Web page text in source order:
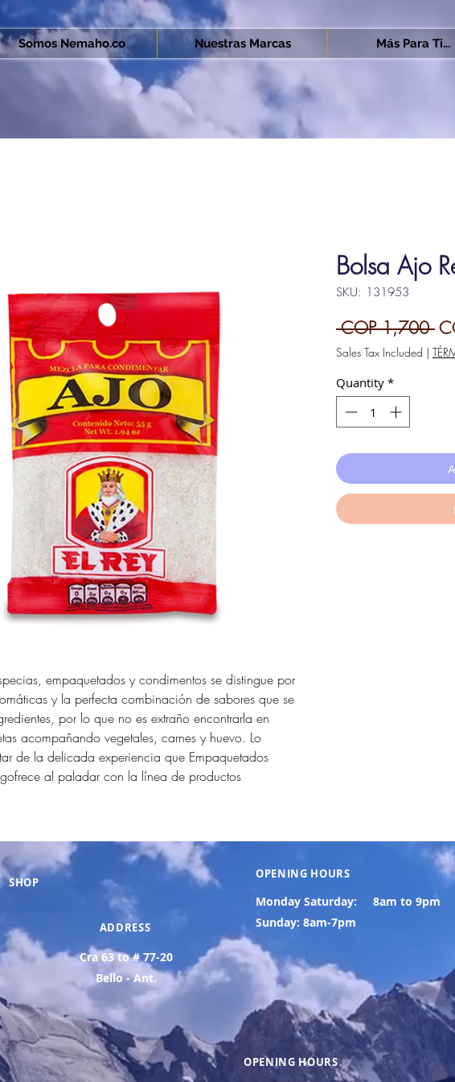
Somos Nemaho.co Nuestras Marcas Más Para Ti...
empaquetados y condimentos se distingue por
y la perfecta combinación de sabores que se
por lo que no es extraño encontrarla en
acompañando vegetales, carnes y huevo. Lo
de la delicada experiencia que Empaquetados
al paladar con la línea de productos
Bolsa Ajo
SKU: 131953
COP 1,700
Sales Tax Included |
Quantity *
SHOP
ADDRESS
Cra 63 to # 77-20
Bello - Ant.
OPENING HOURS
Monday Saturday:
8am to 9pm
Sunday: 8am-7pm
OPENING HOURS